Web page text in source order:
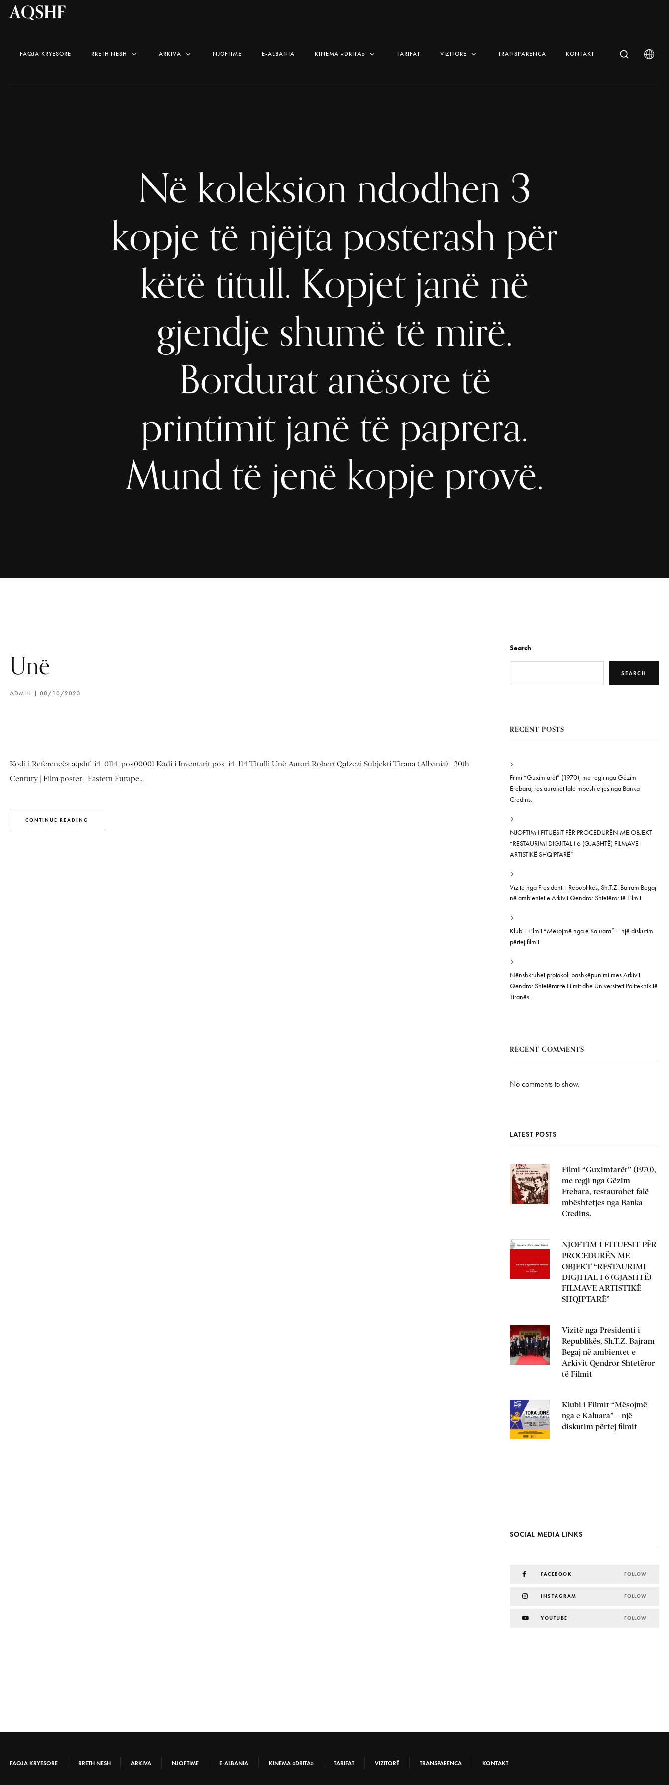
AQSHF
FAQJA KRYESORE RRETH NESH ARKIVA NJOFTIME E-ALBANIA KINEMA «DRITA» TARIFAT VIZITORË TRANSPARENCA KONTAKT
Në koleksion ndodhen 3
kopje të njëjta posterash për
këtë titull. Kopjet janë në
gjendje shumë të mirë.
Bordurat anësore të
printimit janë të paprera.
Mund të jenë kopje provë.
Unë
ADMIN 08/10/2023
Kodi i Referencës aqshf_i4_0114_pos00001 Kodi i Inventarit pos_i4_114 Titulli Unë Autori Robert Qafzezi Subjekti Tirana (Albania) | 20th
Century | Film poster | Eastern Europe...
CONTINUE READING
Search
SEARCH
RECENT POSTS
Filmi “Guximtarët” (1970), me regji nga Gëzim
Erebara, restaurohet falë mbështetjes nga Banka
Credins.
NJOFTIM I FITUESIT PËR PROCEDURËN ME OBJEKT
“RESTAURIMI DIGJITAL I 6 (GJASHTË) FILMAVE
ARTISTIKË SHQIPTARË”
Vizitë nga Presidenti i Republikës, Sh.T.Z. Bajram Begaj
në ambientet e Arkivit Qendror Shtetëror të Filmit
Klubi i Filmit “Mësojmë nga e Kaluara” – një diskutim
përtej filmit
Nënshkruhet protokoll bashkëpunimi mes Arkivit
Qendror Shtetëror të Filmit dhe Universiteti Politeknik të
Tiranës.
RECENT COMMENTS
No comments to show.
LATEST POSTS
Filmi “Guximtarët” (1970),
me regji nga Gëzim
Erebara, restaurohet falë
mbështetjes nga Banka
Credins.
NJOFTIM I FITUESIT PËR
PROCEDURËN ME
OBJEKT “RESTAURIMI
DIGJITAL I 6 (GJASHTË)
FILMAVE ARTISTIKË
SHQIPTARË”
Vizitë nga Presidenti i
Republikës, Sh.T.Z. Bajram
Begaj në ambientet e
Arkivit Qendror Shtetëror
të Filmit
Klubi i Filmit “Mësojmë
nga e Kaluara” – një
diskutim përtej filmit
SOCIAL MEDIA LINKS
FACEBOOK FOLLOW
INSTAGRAM FOLLOW
YOUTUBE FOLLOW
FAQJA KRYESORE RRETH NESH ARKIVA NJOFTIME E-ALBANIA KINEMA «DRITA» TARIFAT VIZITORË TRANSPARENCA KONTAKT